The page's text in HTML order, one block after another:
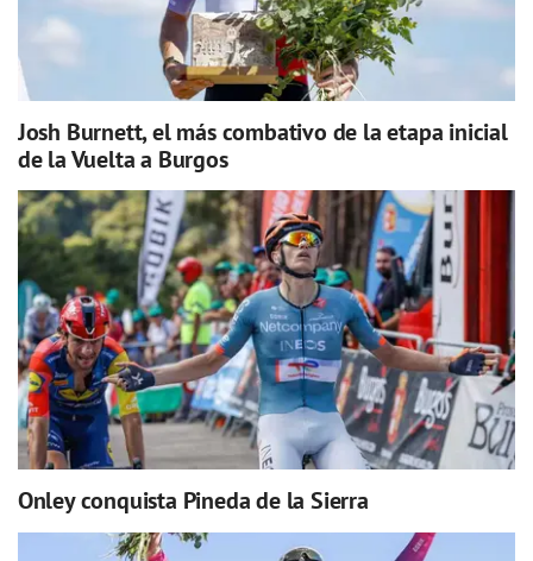
Josh Burnett, el más combativo de la etapa inicial
de la Vuelta a Burgos
Onley conquista Pineda de la Sierra